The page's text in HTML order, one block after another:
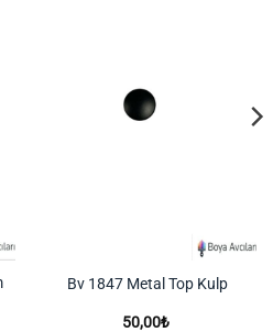
Bv 1847 Metal Top Kulp
50,00₺